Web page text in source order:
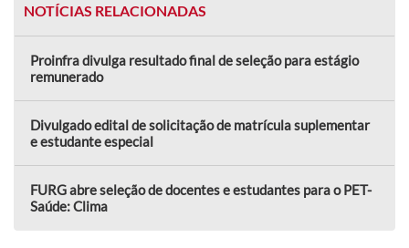
NOTÍCIAS RELACIONADAS
Proinfra divulga resultado final de seleção para estágio
remunerado
Divulgado edital de solicitação de matrícula suplementar
e estudante especial
FURG abre seleção de docentes e estudantes para o PET-
Saúde: Clima